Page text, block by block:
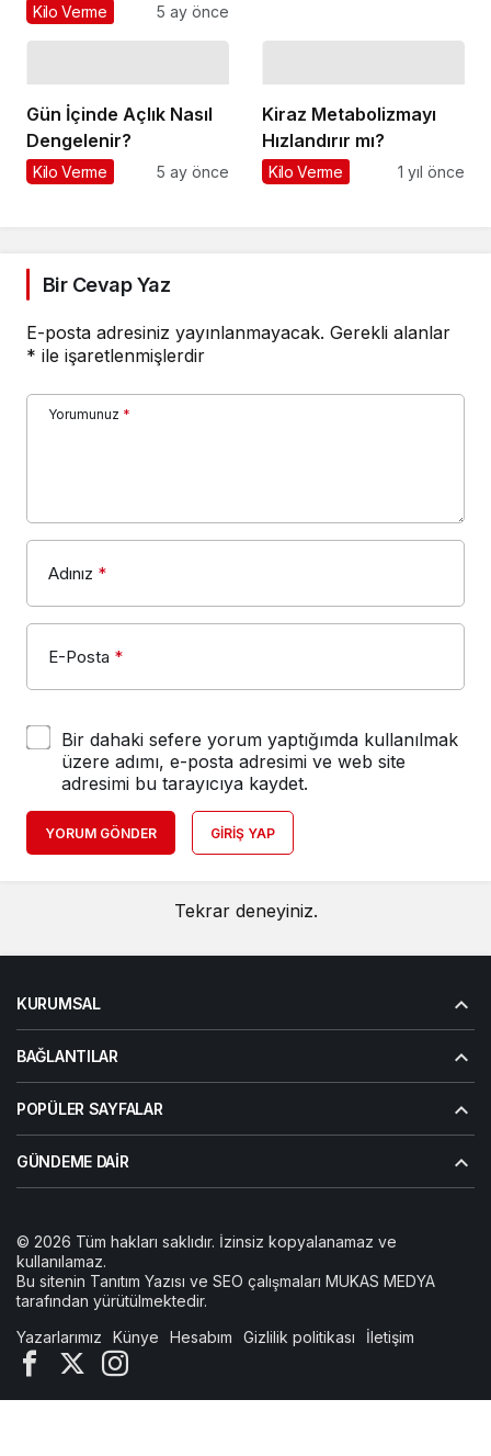
Kilo Verme 5 ay önce
Gün İçinde Açlık Nasıl
Dengelenir?
Kilo Verme 5 ay önce
Kiraz Metabolizmayı
Hızlandırır mı?
Kilo Verme 1 yıl önce
Bir Cevap Yaz
E-posta adresiniz yayınlanmayacak. Gerekli alanlar
* ile işaretlenmişlerdir
Yorumunuz *
Adınız *
E-Posta *
Bir dahaki sefere yorum yaptığımda kullanılmak
üzere adımı, e-posta adresimi ve web site
adresimi bu tarayıcıya kaydet.
YORUM GÖNDER GIRIŞ YAP
Tekrar deneyiniz.
KURUMSAL
BAĞLANTILAR
POPÜLER SAYFALAR
GÜNDEME DAIR
© 2026 Tüm hakları saklıdır. İzinsiz kopyalanamaz ve
kullanılamaz.
Bu sitenin Tanıtım Yazısı ve SEO çalışmaları MUKAS MEDYA
tarafından yürütülmektedir.
Yazarlarımız
Künye Hesabım Gizlilik politikası İletişim